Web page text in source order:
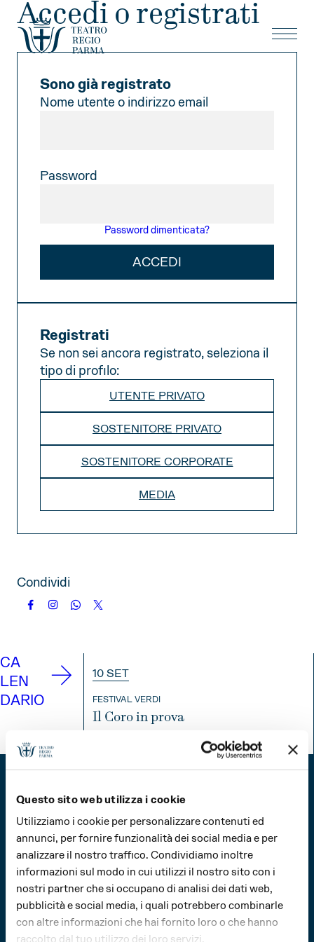
Questo sito web utilizza i cookie
Utilizziamo i cookie per personalizzare contenuti ed
annunci, per fornire funzionalità dei social media e per
analizzare il nostro traffico. Condividiamo inoltre
informazioni sul modo in cui utilizzi il nostro sito con i
nostri partner che si occupano di analisi dei dati web,
pubblicità e social media, i quali potrebbero combinarle
con altre informazioni che hai fornito loro o che hanno
raccolto dal tuo utilizzo dei loro servizi.
Accedi o registrati
Sono già registrato
Nome utente o indirizzo email
Password
Password dimenticata?
Registrati
Se non sei ancora registrato, seleziona il
tipo di profilo:
UTENTE PRIVATO
SOSTENITORE PRIVATO
SOSTENITORE CORPORATE
MEDIA
Condividi
CA
LEN
DARIO
10 SET
FESTIVAL VERDI
Il Coro in prova
© 2026 Fondazione Teatro Regio di Parma
Tutti i diritti riservati
Fondazione Teatro Regio di Parma
Strada Garibaldi, 16/a
43121 Parma – Italia
Tel (+39) 0521 203911